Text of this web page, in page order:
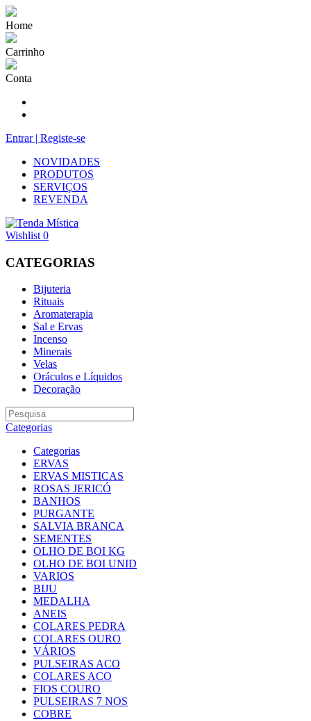
Home
Carrinho
Conta
Entrar | Registe-se
NOVIDADES
PRODUTOS
SERVIÇOS
REVENDA
Wishlist 0
CATEGORIAS
Bijuteria
Rituais
Aromaterapia
Sal e Ervas
Incenso
Minerais
Velas
Oráculos e Líquidos
Decoração
Categorias
Categorias
ERVAS
ERVAS MISTICAS
ROSAS JERICÓ
BANHOS
PURGANTE
SALVIA BRANCA
SEMENTES
OLHO DE BOI KG
OLHO DE BOI UNID
VARIOS
BIJU
MEDALHA
ANEIS
COLARES PEDRA
COLARES OURO
VÁRIOS
PULSEIRAS ACO
COLARES ACO
FIOS COURO
PULSEIRAS 7 NOS
COBRE